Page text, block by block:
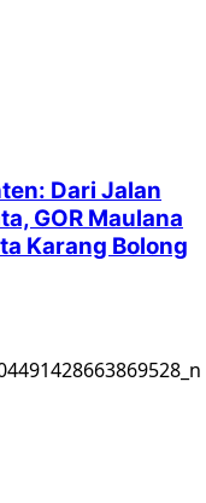
Dari Jalan
GOR Maulana
Karang Bolong